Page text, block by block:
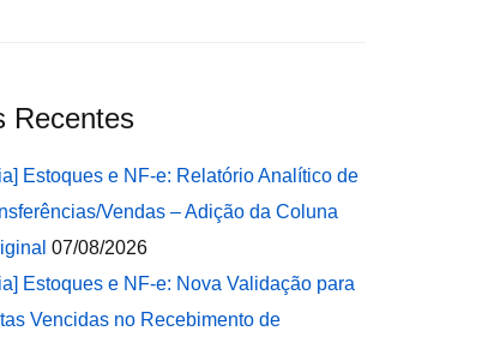
Recentes
Estoques e NF-e: Relatório Analítico de
Vendas – Adição da Coluna
07/08/2026
Estoques e NF-e: Nova Validação para
Vencidas no Recebimento de